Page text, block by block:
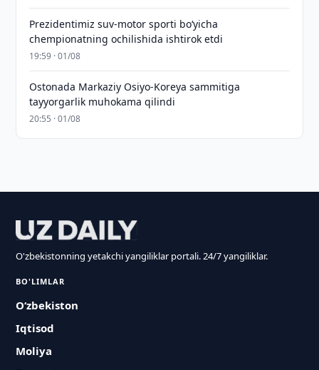
Prezidentimiz suv-motor sporti bo‘yicha
chempionatning ochilishida ishtirok etdi
19:59 · 01/08
Ostonada Markaziy Osiyo-Koreya sammitiga
tayyorgarlik muhokama qilindi
20:55 · 01/08
O'zbekistonning yetakchi yangiliklar portali. 24/7 yangiliklar.
BO'LIMLAR
O‘zbekiston
Iqtisod
Moliya